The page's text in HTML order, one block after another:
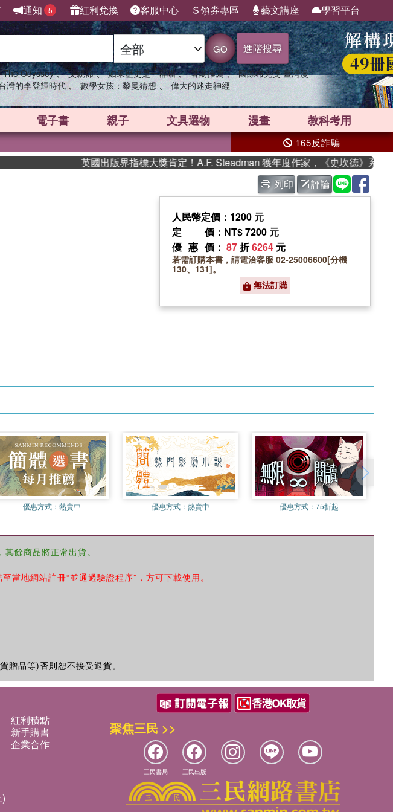
通知 5 紅利兌換 客服中心 領券專區 藝文講座 學習平台
GO 進階搜尋
The Odyssey 、 父親節 、 如果歷史是一群喵 、 暑期推薦 、 國際布克獎 臺灣漫
灣的李登輝時代 、 數學女孩：黎曼猜想 、 偉大的迷走神經
電子書 親子 文具選物 漫畫 教科考用
165反詐騙
英國出版界指標大獎肯定！A.F. Steadman 獲年度作家，《史坎德》系列帶
列印 評論
人民幣定價：1200 元
定價 ：NT$ 7200 元
優惠價 ： 87折6264 元
若需訂購本書，請電洽客服 02-25006600[分機
130、131]。
無法訂購
優惠方式： 熱賣中 優惠方式： 熱賣中 優惠方式：75折起
餘商品將正常出貨。
地網站註冊“並通過驗證程序”，方可下載使用。
贈品等)否則恕不接受退貨。
紅利積點
新手購書
企業合作
聚焦三民 >>
三民書局 三民出版